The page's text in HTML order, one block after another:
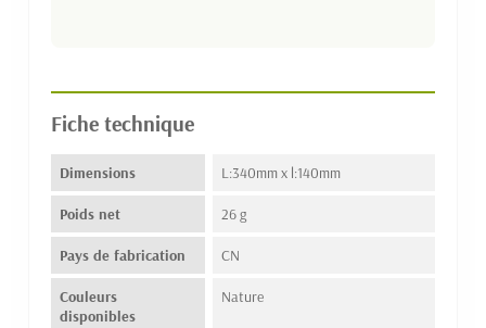
Fiche technique
Dimensions L:340mm x l:140mm
Poids net 26 g
Pays de fabrication CN
Couleurs
disponibles
Nature